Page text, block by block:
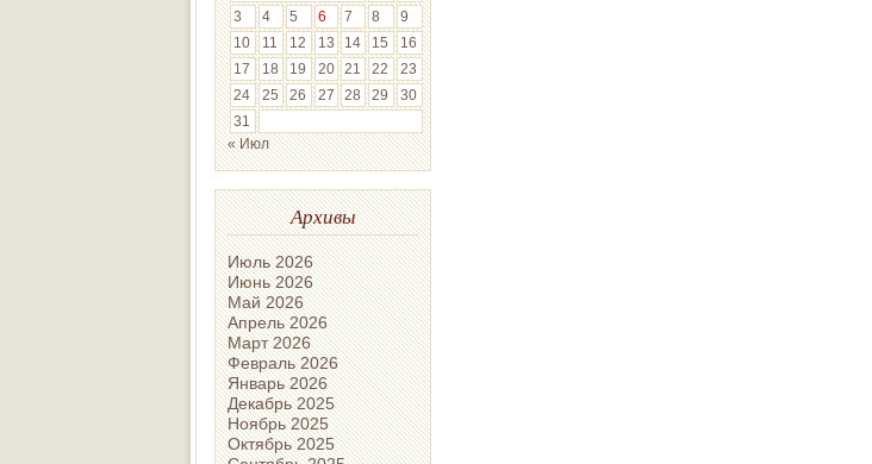
3
4 5 6 7 8
9
10
11 12 13 14 15
16
17
18 19 20 21 22
23
24
25 26 27 28 29
30
31
« Июл
Архивы
Июль 2026
Июнь 2026
Май 2026
Апрель 2026
Март 2026
Февраль 2026
Январь 2026
Декабрь 2025
Ноябрь 2025
Октябрь 2025